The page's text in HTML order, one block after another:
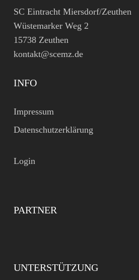
SC Eintracht Miersdorf/Zeuthen
Wüstemarker Weg 2
15738 Zeuthen
kontakt@scemz.de
INFO
Impressum
Datenschutzerklärung
Login
PARTNER
UNTERSTÜTZUNG